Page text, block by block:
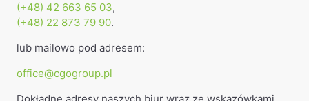
(+48) 42 663 65 03,
(+48) 22 873 79 90.
lub mailowo pod adresem:
office@cgogroup.pl